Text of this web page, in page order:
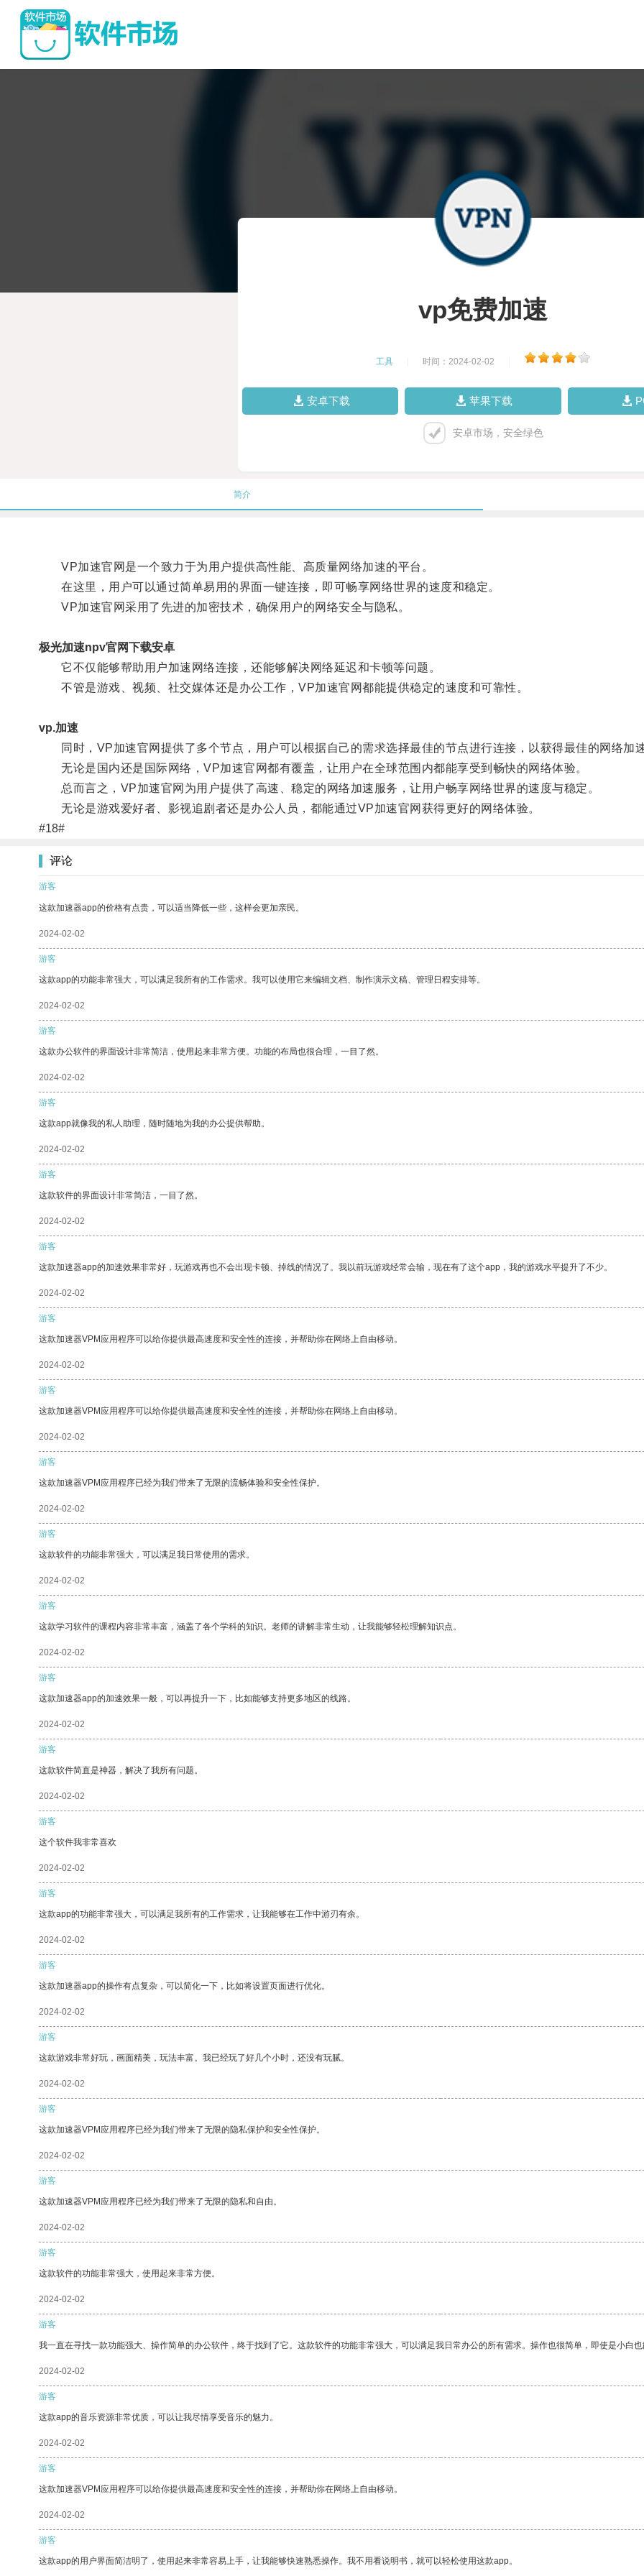
vp免费加速
工具 时间：2024-02-02
安卓下载 苹果下载
安卓市场，安全绿色
简介
VP加速官网是一个致力于为用户提供高性能、高质量网络加速的平台。
在这里，用户可以通过简单易用的界面一键连接，即可畅享网络世界的速度和稳定。
VP加速官网采用了先进的加密技术，确保用户的网络安全与隐私。
极光加速npv官网下载安卓
它不仅能够帮助用户加速网络连接，还能够解决网络延迟和卡顿等问题。
不管是游戏、视频、社交媒体还是办公工作，VP加速官网都能提供稳定的速度和可靠性。
vp.加速
同时，VP加速官网提供了多个节点，用户可以根据自己的需求选择最佳的节点进行连接，以获得最佳的网络加速
无论是国内还是国际网络，VP加速官网都有覆盖，让用户在全球范围内都能享受到畅快的网络体验。
总而言之，VP加速官网为用户提供了高速、稳定的网络加速服务，让用户畅享网络世界的速度与稳定。
无论是游戏爱好者、影视追剧者还是办公人员，都能通过VP加速官网获得更好的网络体验。
#18#
评论
游客
这款加速器app的价格有点贵，可以适当降低一些，这样会更加亲民。
2024-02-02
游客
这款app的功能非常强大，可以满足我所有的工作需求。我可以使用它来编辑文档、制作演示文稿、管理日程安排等。
2024-02-02
游客
这款办公软件的界面设计非常简洁，使用起来非常方便。功能的布局也很合理，一目了然。
2024-02-02
游客
这款app就像我的私人助理，随时随地为我的办公提供帮助。
2024-02-02
游客
这款软件的界面设计非常简洁，一目了然。
2024-02-02
游客
这款加速器app的加速效果非常好，玩游戏再也不会出现卡顿、掉线的情况了。我以前玩游戏经常会输，现在有了这个app，我的游戏水平提升了不少。
2024-02-02
游客
这款加速器VPM应用程序可以给你提供最高速度和安全性的连接，并帮助你在网络上自由移动。
2024-02-02
游客
这款加速器VPM应用程序可以给你提供最高速度和安全性的连接，并帮助你在网络上自由移动。
2024-02-02
游客
这款加速器VPM应用程序已经为我们带来了无限的流畅体验和安全性保护。
2024-02-02
游客
这款软件的功能非常强大，可以满足我日常使用的需求。
2024-02-02
游客
这款学习软件的课程内容非常丰富，涵盖了各个学科的知识。老师的讲解非常生动，让我能够轻松理解知识点。
2024-02-02
游客
这款加速器app的加速效果一般，可以再提升一下，比如能够支持更多地区的线路。
2024-02-02
游客
这款软件简直是神器，解决了我所有问题。
2024-02-02
游客
这个软件我非常喜欢
2024-02-02
游客
这款app的功能非常强大，可以满足我所有的工作需求，让我能够在工作中游刃有余。
2024-02-02
游客
这款加速器app的操作有点复杂，可以简化一下，比如将设置页面进行优化。
2024-02-02
游客
这款游戏非常好玩，画面精美，玩法丰富。我已经玩了好几个小时，还没有玩腻。
2024-02-02
游客
这款加速器VPM应用程序已经为我们带来了无限的隐私保护和安全性保护。
2024-02-02
游客
这款加速器VPM应用程序已经为我们带来了无限的隐私和自由。
2024-02-02
游客
这款软件的功能非常强大，使用起来非常方便。
2024-02-02
游客
我一直在寻找一款功能强大、操作简单的办公软件，终于找到了它。这款软件的功能非常强大，可以满足我日常办公的所有需求。操作也很简单，即使是小白也
2024-02-02
游客
这款app的音乐资源非常优质，可以让我尽情享受音乐的魅力。
2024-02-02
游客
这款加速器VPM应用程序可以给你提供最高速度和安全性的连接，并帮助你在网络上自由移动。
2024-02-02
游客
这款app的用户界面简洁明了，使用起来非常容易上手，让我能够快速熟悉操作。我不用看说明书，就可以轻松使用这款app。